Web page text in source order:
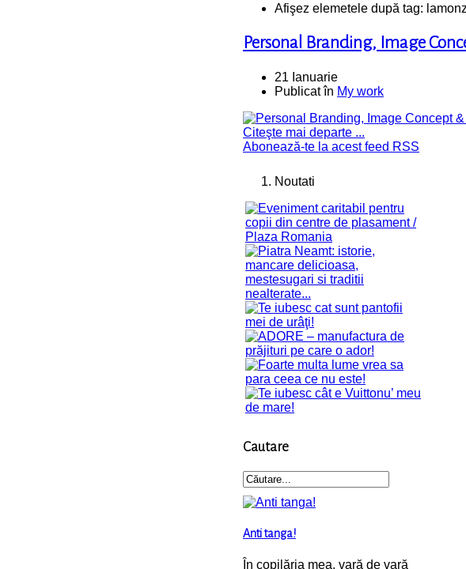
Afişez elemetele după tag:
Personal Branding, Image
21 Ianuarie
Publicat în My work
Citeşte mai departe ...
Abonează-te la acest feed RSS
Noutati
Cautare
Anti tanga!
În copilăria mea, vară de vară